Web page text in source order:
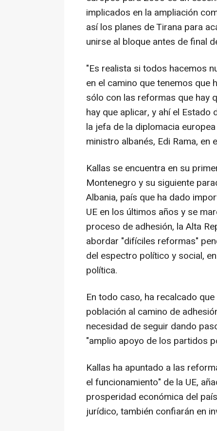
implicados en la ampliación
así los planes de Tirana para
unirse al bloque antes de final
"Es realista si todos hacemos
en el camino que tenemos que
sólo con las reformas que hay
hay que aplicar, y ahí el
la jefa de la diplomacia
ministro albanés, Edi Rama, en
Kallas se encuentra en su
Montenegro y su siguiente
Albania, país que ha dado
UE en los últimos años y se
proceso de adhesión, la Alta
abordar "difíciles reformas"
del espectro político y social,
política.
En todo caso, ha recalcado
población al camino de
necesidad de seguir dando
"amplio apoyo de los partidos
Kallas ha apuntado a las
el funcionamiento" de la UE,
prosperidad económica del
jurídico, también confiarán en